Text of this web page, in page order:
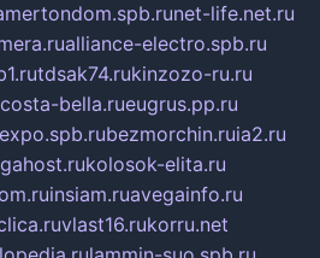
net-life.net.ru
alliance-electro.spb.ru
tdsak74.rukinzozo-ru.ru
costa-bella.rueugrus.pp.ru
bezmorchin.ruia2.ru
kolosok-elita.ru
insiam.ruavegainfo.ru
vlast16.rukorru.net